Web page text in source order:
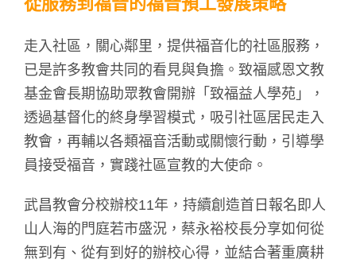
走入社區，關心鄰里，提供福音化的社區服務，
已是許多教會共同的看見與負擔。致福感恩文教
基金會長期協助眾教會開辦「致福益人學苑」，
透過基督化的終身學習模式，吸引社區居民走入
教會，再輔以各類福音活動或關懷行動，引導學
員接受福音，實踐社區宣教的大使命。
武昌教會分校辦校11年，持續創造首日報名即人
山人海的門庭若市盛況，蔡永裕校長分享如何從
無到有、從有到好的辦校心得，並結合著重廣耕